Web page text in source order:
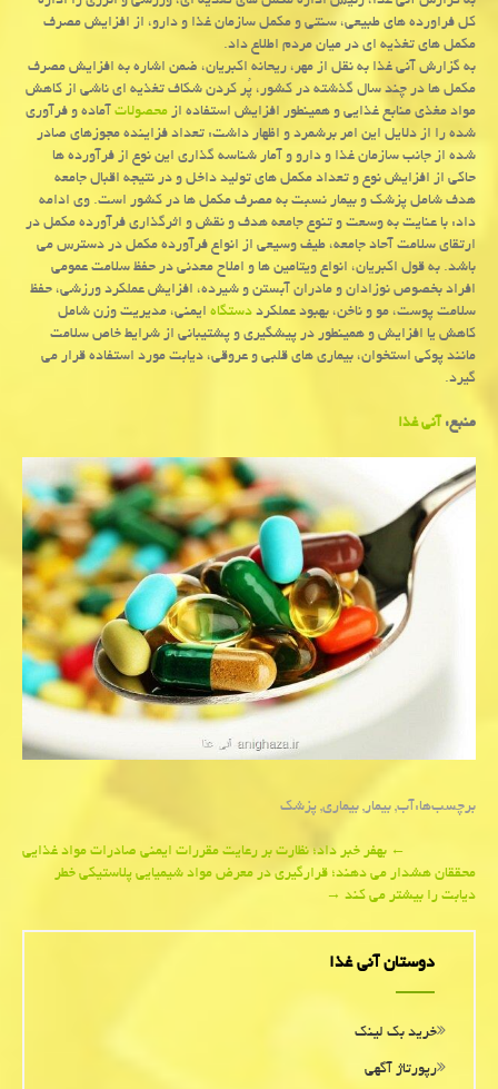
کل فراورده های طبیعی، سنتی و مکمل سازمان غذا و دارو، از افزایش مصرف
مکمل های تغذیه ای در میان مردم اطلاع داد.
به گزارش آنی غذا به نقل از مهر، ریحانه اکبریان، ضمن اشاره به افزایش مصرف
مکمل ها در چند سال گذشته در کشور، پُر کردن شکاف تغذیه ای ناشی از کاهش
مواد مغذی منابع غذایی و همینطور افزایش استفاده ازمحصولاتآماده و فرآوری
شده را از دلایل این امر برشمرد و اظهار داشت: تعداد فزاینده مجوزهای صادر
شده از جانب سازمان غذا و دارو و آمار شناسه گذاری این نوع از فرآورده ها
حاکی از افزایش نوع و تعداد مکمل های تولید داخل و در نتیجه اقبال جامعه
هدف شامل پزشک و بیمار نسبت به مصرف مکمل ها در کشور است. وی ادامه
داد: با عنایت به وسعت و تنوع جامعه هدف و نقش و اثرگذاری فرآورده مکمل در
ارتقای سلامت آحاد جامعه، طیف وسیعی از انواع فرآورده مکمل در دسترس می
باشد. به قول اکبریان، انواع ویتامین ها و املاح معدنی در حفظ سلامت عمومی
افراد بخصوص نوزادان و مادران آبستن و شیرده، افزایش عملکرد ورزشی، حفظ
سلامت پوست، مو و ناخن، بهبود عملکرددستگاهایمنی، مدیریت وزن شامل
کاهش یا افزایش و همینطور در پیشگیری و پشتیبانی از شرایط خاص سلامت
مانند پوکی استخوان، بیماری های قلبی و عروقی، دیابت مورد استفاده قرار می
گیرد.
منبع:آنی غذا
برچسب‌ها:آب,بیمار,بیماری,پزشك
navigation
←بهفر خبر داد؛ نظارت بر رعایت مقررات ایمنی صادرات مواد غذایی
محققان هشدار می دهند؛ قرارگیری در معرض مواد شیمیایی پلاستیکی خطر
دیابت را بیشتر می کند→
دوستان آنی غذا
خرید بک لینک
رپورتاژ آگهی